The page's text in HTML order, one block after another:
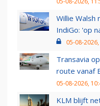
Willie
IndiGo: 'op
05-08-
Transavia
route vanaf
05-08-2026,
KLM blijft